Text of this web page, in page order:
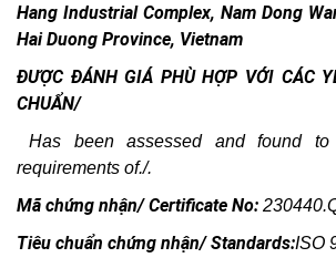
Hang Industrial Complex, Nam Dong
Hai Duong Province, Vietnam
ĐƯỢC ĐÁNH GIÁ PHÙ HỢP VỚI CÁC
CHUẨN/
Has been assessed and found
requirements of./.
Mã chứng nhận/ Certificate No:
Tiêu chuẩn chứng nhận/ Standards:ISO